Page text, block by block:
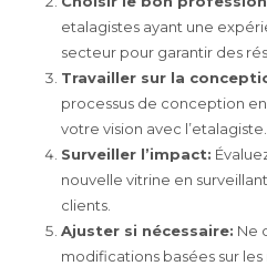
etalagistes ayant une
secteur pour garantir des
Travailler sur la
processus de conception
votre vision avec l’etalagiste.
Surveiller l’impact:
nouvelle vitrine en
clients.
Ajuster si nécessaire: Ne
modifications basées sur